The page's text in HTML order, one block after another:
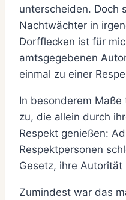
unterscheiden. Doch
Nachtwächter in
Dorfflecken ist für
amtsgegebenen
einmal zu einer
In besonderem
zu, die allein durch
Respekt genießen:
Respektpersonen
Gesetz, ihre Autorität
Zumindest war das